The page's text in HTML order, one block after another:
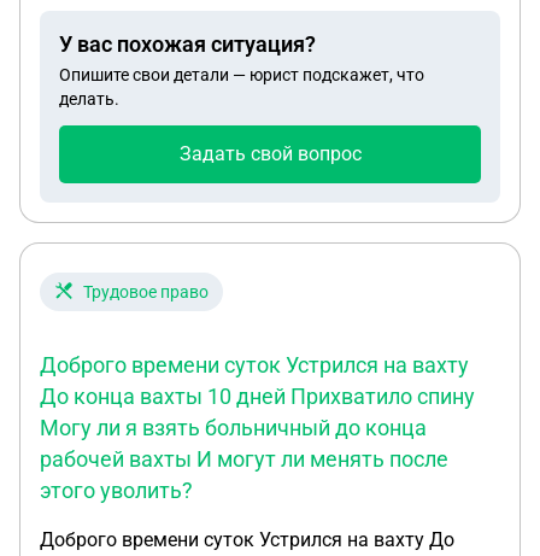
У вас похожая ситуация?
Опишите свои детали — юрист подскажет, что
делать.
Задать свой вопрос
Трудовое право
Доброго времени суток Устрился на вахту
До конца вахты 10 дней Прихватило спину
Могу ли я взять больничный до конца
рабочей вахты И могут ли менять после
этого уволить?
Доброго времени суток Устрился на вахту До